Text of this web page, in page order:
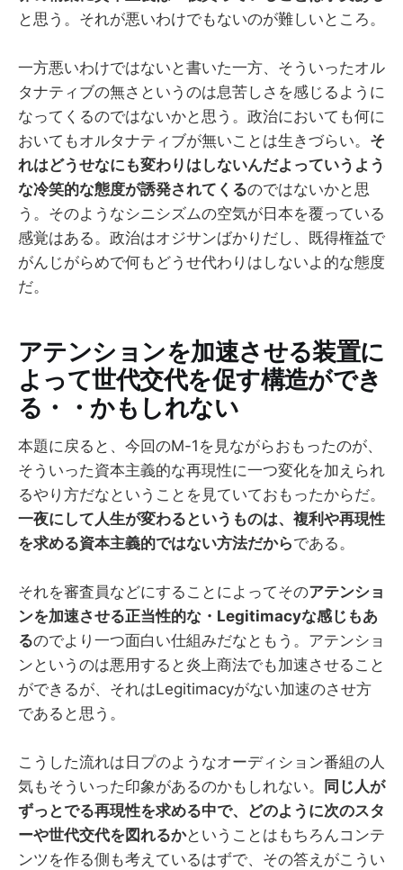
と思う。それが悪いわけでもないのが難しいところ。
一方悪いわけではないと書いた一方、そういったオル
タナティブの無さというのは息苦しさを感じるように
なってくるのではないかと思う。政治においても何に
おいてもオルタナティブが無いことは生きづらい。 そ
れはどうせなにも変わりはしないんだよっていうよう
な冷笑的な態度が誘発されてくるのではないかと思
う。そのようなシニシズムの空気が日本を覆っている
感覚はある。政治はオジサンばかりだし、既得権益で
がんじがらめで何もどうせ代わりはしないよ的な態度
だ。
アテンションを加速させる装置に
よって世代交代を促す構造ができ
る・・かもしれない
本題に戻ると、今回のM-1を見ながらおもったのが、
そういった資本主義的な再現性に一つ変化を加えられ
るやり方だなということを見ていておもったからだ。
一夜にして人生が変わるというものは、複利や再現性
を求める資本主義的ではない方法だからである。
それを審査員などにすることによってそのアテンショ
ンを加速させる正当性的な・Legitimacyな感じもあ
るのでより一つ面白い仕組みだなともう。アテンショ
ンというのは悪用すると炎上商法でも加速させること
ができるが、それはLegitimacyがない加速のさせ方
であると思う。
こうした流れは日プのようなオーディション番組の人
気もそういった印象があるのかもしれない。
同じ人が
ずっとでる再現性を求める中で、どのように次のスタ
ーや世代交代を図れるかということはもちろんコンテ
ンツを作る側も考えているはずで、その答えがこうい